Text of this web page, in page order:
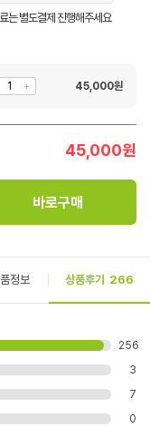
는 별도결제 진행해주세요
45,000원
45,000원
바로구매
정보 상품후기 266
256
3
7
0